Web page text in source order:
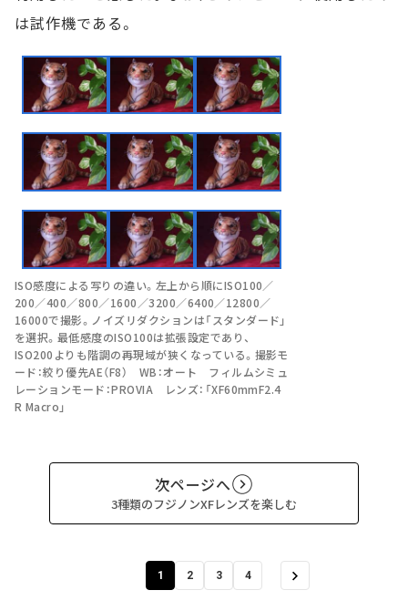
は試作機である。
ISO感度による写りの違い。左上から順にISO100／
200／400／800／1600／3200／6400／12800／
16000で撮影。ノイズリダクションは「スタンダード」
を選択。最低感度のISO100は拡張設定であり、
ISO200よりも階調の再現域が狭くなっている。撮影モ
ード：絞り優先AE（F8） WB：オート フィルムシミュ
レーションモード：PROVIA レンズ：「XF60mmF2.4
R Macro」
次ページへ
3種類のフジノンXFレンズを楽しむ
1 2 3 4